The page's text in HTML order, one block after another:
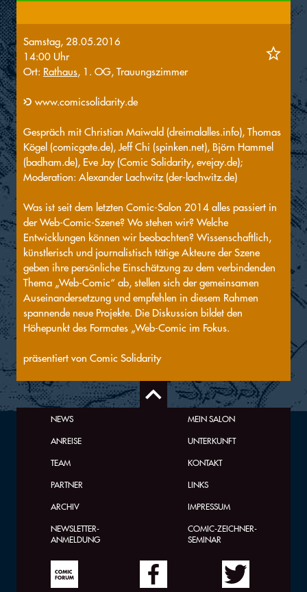
Samstag, 28.05.2016
14:00 Uhr
Ort: Rathaus, 1. OG, Trauungszimmer
www.comicsolidarity.de
Gespräch mit Christian Maiwald (dreimalalles.info), Thomas
Kögel (comicgate.de), Jeff Chi (spinken.net), Björn Hammel
(badham.de), Eve Jay (Comic Solidarity, evejay.de);
Moderation: Alexander Lachwitz (der-lachwitz.de)
Was ist seit dem letzten Comic-Salon 2014 alles passiert in
der Web-Comic-Szene? Wo stehen wir? Welche
Entwicklungen können wir beobachten? Wissenschaftlich,
künstlerisch und journalistisch tätige Akteure der Szene
geben ihre persönliche Einschätzung zu dem verbindenden
Thema „Web-Comic“ ab, stellen sich der gemeinsamen
Auseinandersetzung und empfehlen in diesem Rahmen
spannende neue Projekte. Die Diskussion bildet den
Höhepunkt des Formates „Web-Comic im Fokus.
präsentiert von Comic Solidarity
NEWS
MEIN SALON
ANREISE
UNTERKUNFT
TEAM
KONTAKT
PARTNER
LINKS
ARCHIV
IMPRESSUM
NEWSLETTER-
ANMELDUNG
COMIC-ZEICHNER-
SEMINAR